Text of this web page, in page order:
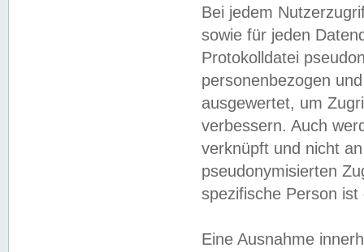
Bei jedem
sowie für jeden
Protokolldatei
personenbezogen
ausgewertet, um
verbessern. Auch
verknüpft und nicht
pseudonymisierten
spezifische Person
Eine Ausnahme